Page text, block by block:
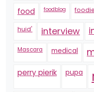
food foodblog foodie
huid' interview
Mascara medical
perry pierik pupa